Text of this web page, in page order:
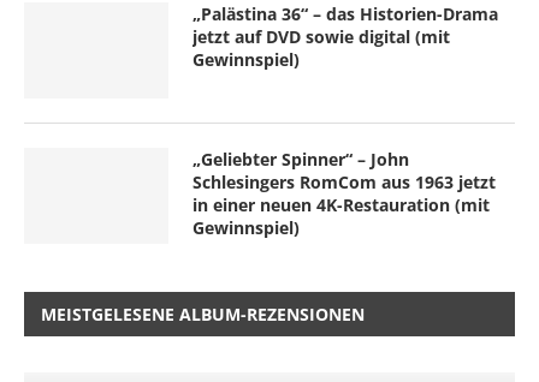
„Palästina 36“ – das Historien-Drama
jetzt auf DVD sowie digital (mit
Gewinnspiel)
„Geliebter Spinner“ – John
Schlesingers RomCom aus 1963 jetzt
in einer neuen 4K-Restauration (mit
Gewinnspiel)
MEISTGELESENE ALBUM-REZENSIONEN